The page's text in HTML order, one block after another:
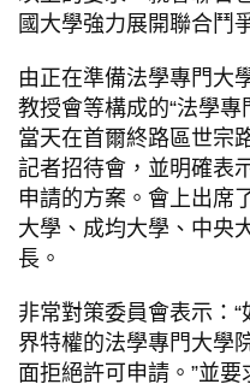
國大學強力展開聯合鬥
由正在準備法學專門大
教授會等構成的“法學專
當天在首爾終路區世宗
記者招待會，並明確表
申請的方案。會上出席
大學、成均大學、中央
長。
非常對策委員會表示：
界特權的法學專門大學
面拒絕許可申請。”並